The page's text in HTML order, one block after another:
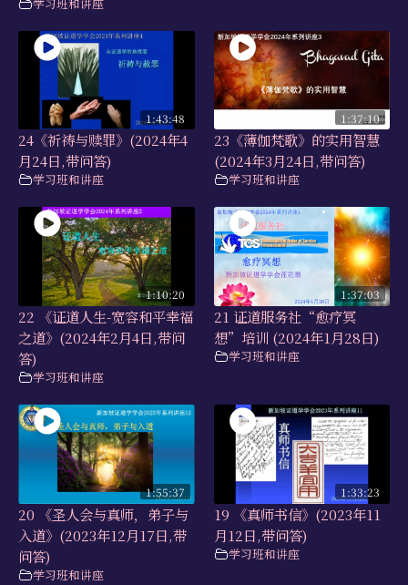
1:43:48
24《祈祷与赎罪》(2024年4
月24日,带问答)
学习班和讲座
1:37:10
23《薄伽梵歌》的实用智慧
(2024年3月24日,带问答)
学习班和讲座
1:10:20
22 《证道人生-宽容和平幸福
之道》(2024年2月4日,带问
答)
学习班和讲座
1:37:03
21 证道服务社“愈疗冥
想”培训 (2024年1月28日)
学习班和讲座
1:55:37
20 《圣人会与真师，弟子与
入道》(2023年12月17日,带
问答)
学习班和讲座
1:33:23
19 《真师书信》(2023年11
月12日,带问答)
学习班和讲座